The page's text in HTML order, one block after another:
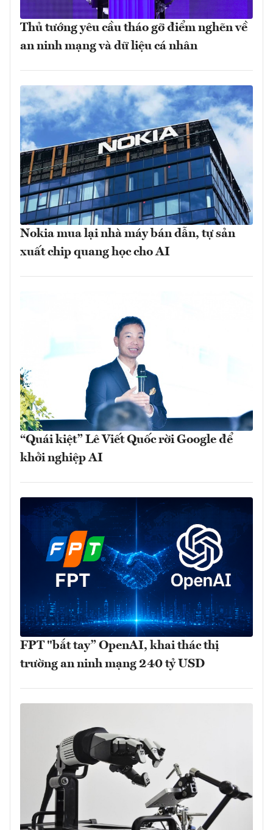
Thủ tướng yêu cầu tháo gỡ điểm nghẽn về
an ninh mạng và dữ liệu cá nhân
Nokia mua lại nhà máy bán dẫn, tự sản
xuất chip quang học cho AI
“Quái kiệt” Lê Viết Quốc rời Google để
khởi nghiệp AI
FPT "bắt tay” OpenAI, khai thác thị
trường an ninh mạng 240 tỷ USD